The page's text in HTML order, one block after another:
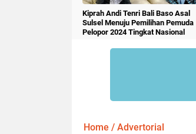
Kiprah Andi Tenri Bali Baso Asal
Sulsel Menuju Pemilihan Pemuda
Pelopor 2024 Tingkat Nasional
Home / Advertorial